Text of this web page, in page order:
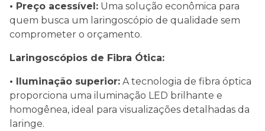
• Preço acessível: Uma solução econômica para
quem busca um laringoscópio de qualidade sem
comprometer o orçamento.
Laringoscópios de Fibra Ótica:
• Iluminação superior: A tecnologia de fibra óptica
proporciona uma iluminação LED brilhante e
homogênea, ideal para visualizações detalhadas da
laringe.